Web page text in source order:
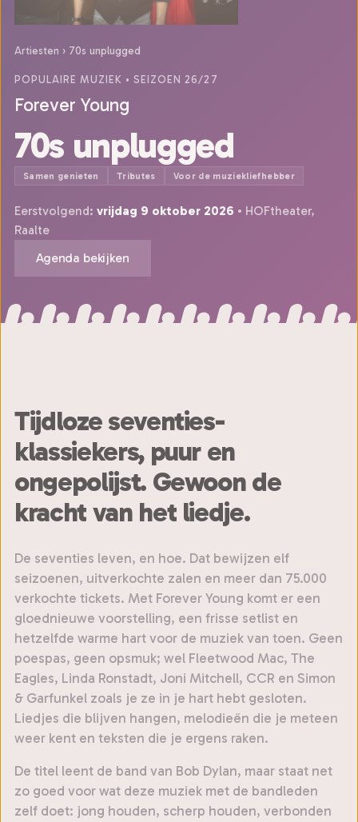
Artiesten › 70s unplugged
POPULAIRE MUZIEK • SEIZOEN 26/27
Forever Young
70s unplugged
Samen genieten Tributes Voor de muziekliefhebber
Eerstvolgend: vrijdag 9 oktober 2026 • HOFtheater,
Raalte
Agenda bekijken
Tijdloze seventies-
klassiekers, puur en
ongepolijst. Gewoon de
kracht van het liedje.
De seventies leven, en hoe. Dat bewijzen elf
seizoenen, uitverkochte zalen en meer dan 75.000
verkochte tickets. Met Forever Young komt er een
gloednieuwe voorstelling, een frisse setlist en
hetzelfde warme hart voor de muziek van toen. Geen
poespas, geen opsmuk; wel Fleetwood Mac, The
Eagles, Linda Ronstadt, Joni Mitchell, CCR en Simon
& Garfunkel zoals je ze in je hart hebt gesloten.
Liedjes die blijven hangen, melodieën die je meteen
weer kent en teksten die je ergens raken.
De titel leent de band van Bob Dylan, maar staat net
zo goed voor wat deze muziek met de bandleden
zelf doet: jong houden, scherp houden, verbonden